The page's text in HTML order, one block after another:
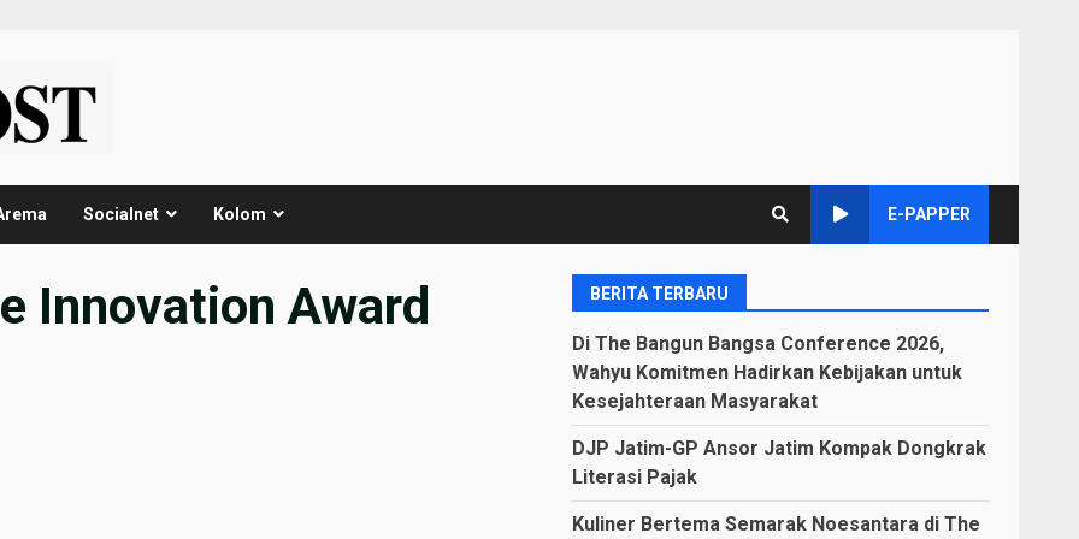
Socialnet Kolom E-PAPPER
Innovation Award BERITA TERBARU
Di The Bangun Bangsa Conference 2026,
Wahyu Komitmen Hadirkan Kebijakan untuk
Kesejahteraan Masyarakat
DJP Jatim-GP Ansor Jatim Kompak Dongkrak
Literasi Pajak
Kuliner Bertema Semarak Noesantara di The